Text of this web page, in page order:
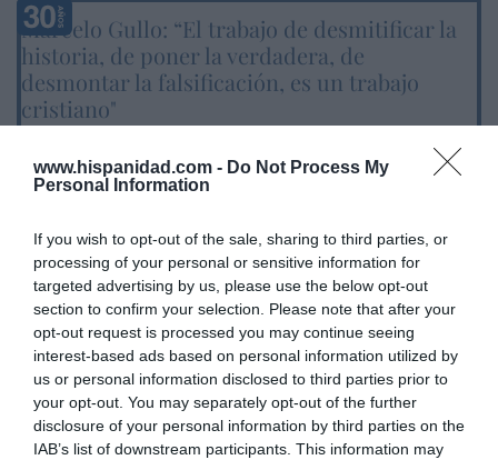
www.hispanidad.com - Do Not Process My
Personal Information
If you wish to opt-out of the sale, sharing to third parties, or
processing of your personal or sensitive information for
targeted advertising by us, please use the below opt-out
section to confirm your selection. Please note that after your
opt-out request is processed you may continue seeing
interest-based ads based on personal information utilized by
us or personal information disclosed to third parties prior to
your opt-out. You may separately opt-out of the further
disclosure of your personal information by third parties on the
IAB’s list of downstream participants. This information may
Marcelo Gullo: “El trabajo de desmitificar la
historia, de poner la verdadera, de
desmontar la falsificación, es un trabajo
cristiano"
Artículos anteriores
DIARIO DE LA CORRUPCIÓN SANCHISTA
Diario de la corrupción sanchista. Hazte
Oír se manifiesta delante de La Mareta:
“Pedro Sánchez es un criminal”
por Redacción
Artículos anteriores